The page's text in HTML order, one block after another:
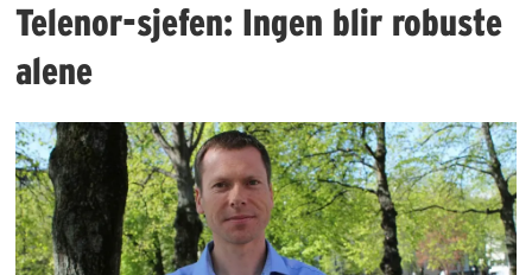
Telenor-sjefen: Ingen blir robuste
alene